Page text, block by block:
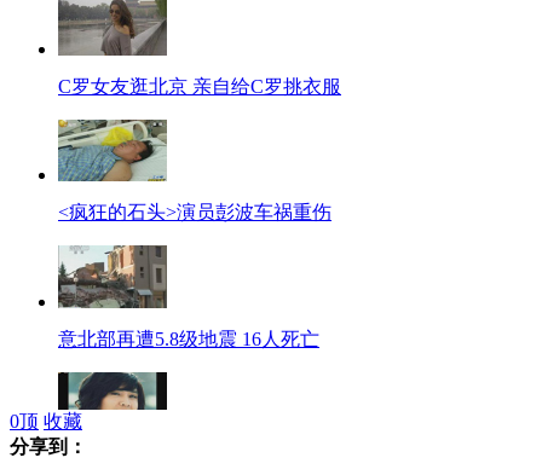
C罗女友逛北京 亲自给C罗挑衣服
<疯狂的石头>演员彭波车祸重伤
意北部再遭5.8级地震 16人死亡
0顶 收藏
分享到：